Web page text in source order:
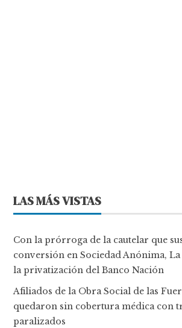
LAS MÁS VISTAS
Con la prórroga de la cautelar que
conversión en Sociedad Anónima,
la privatización del Banco Nación
Afiliados de la Obra Social de las
quedaron sin cobertura médica con
paralizados